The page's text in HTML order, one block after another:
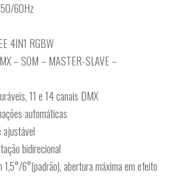
60Hz
4IN1 RGBW
– SOM – MASTER-SLAVE –
11 e 14 canais DMX
automáticas
ajustável
bidirecional
6°(padrão), abertura máxima em efeito